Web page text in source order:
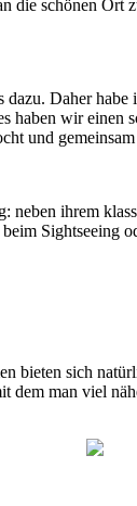
schönen Ort
Daher
haben wir
und
neben ihrem
Sightseeing
sich
man viel